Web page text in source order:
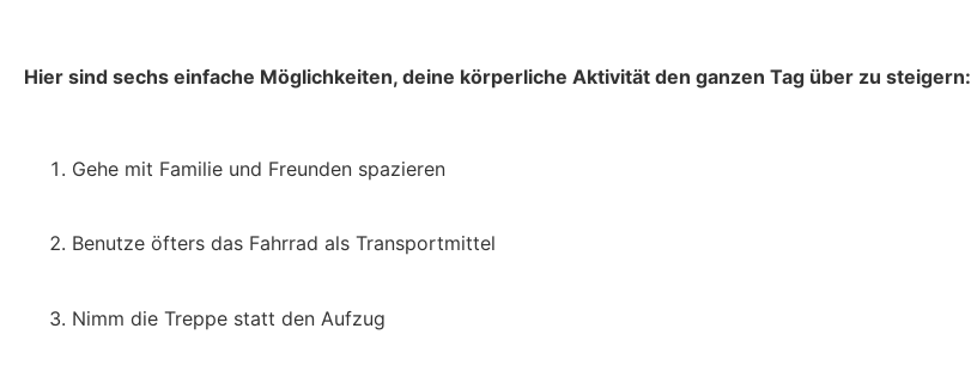
Hier sind sechs einfache Möglichkeiten, deine körperliche Aktivität den ganzen Tag über zu steigern:
Gehe mit Familie und Freunden spazieren
Benutze öfters das Fahrrad als Transportmittel
Nimm die Treppe statt den Aufzug